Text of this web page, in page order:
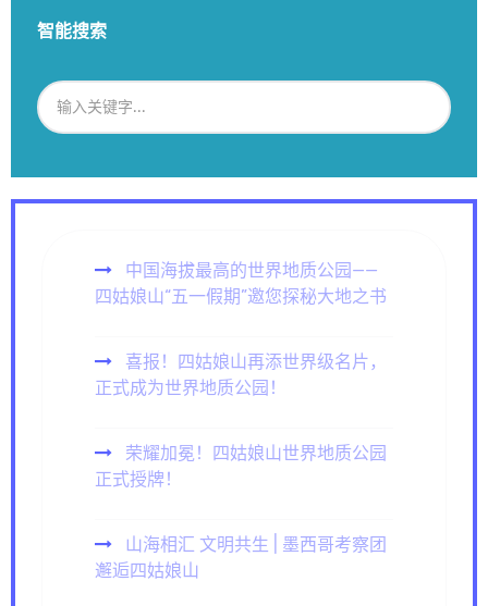
智能搜索
中国海拔最高的世界地质公园——
四姑娘山“五一假期”邀您探秘大地之书
喜报！四姑娘山再添世界级名片，
正式成为世界地质公园！
荣耀加冕！四姑娘山世界地质公园
正式授牌！
山海相汇 文明共生 | 墨西哥考察团
邂逅四姑娘山